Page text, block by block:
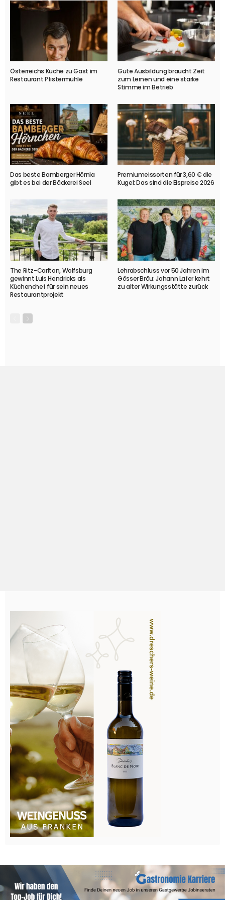
Österreichs Küche zu Gast im
Restaurant Pfistermühle
Gute Ausbildung braucht Zeit
zum Lernen und eine starke
Stimme im Betrieb
Das beste Bamberger Hörnla
gibt es bei der Bäckerei Seel
Premiumeissorten für 3,60 € die
Kugel: Das sind die Eispreise 2026
The Ritz-Carlton, Wolfsburg
gewinnt Luis Hendricks als
Küchenchef für sein neues
Restaurantprojekt
Lehrabschluss vor 50 Jahren im
Gösser Bräu: Johann Lafer kehrt
zu alter Wirkungsstätte zurück